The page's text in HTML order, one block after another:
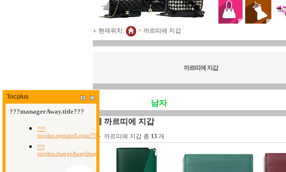
현재위치: > 까르띠에 지갑
까르띠에 지갑
남자
까르띠에 지갑
까르띠에 지갑 총 13 개
Tocplus